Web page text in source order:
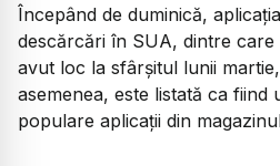
Începând de duminică,
descărcări în SUA, dintre care
avut loc la sfârșitul lunii
asemenea, este listată ca fiind
populare aplicații din